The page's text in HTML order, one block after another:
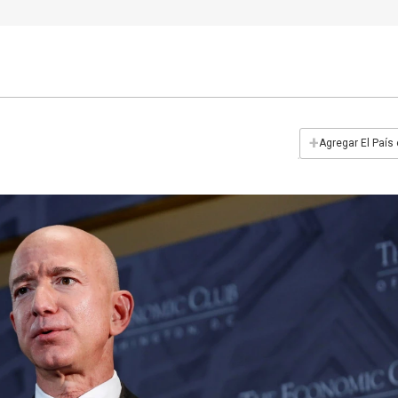
+Agregar El País